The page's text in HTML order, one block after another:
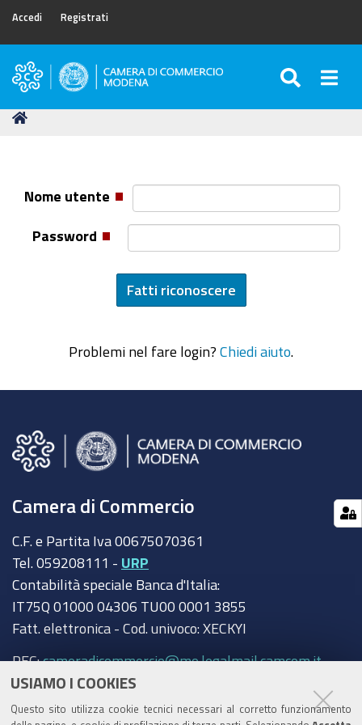
USIAMO I COOKIES
Questo sito utilizza cookie tecnici necessari al corretto funzionamento
Accedi Registrati
Camera
Commercio
Tu
Nome utente
Password
Problemi nel fare login? Chiedi aiuto
Camera di Commercio
C.F. e Partita Iva 00675070361
Tel. 059208111 - URP
Contabilità speciale Banca d'Italia:
IT75Q 01000 04306 TU00 0001 3855
Fatt. elettronica - Cod. univoco: XECKYI
PEC:cameradicommercio@mo.legalmail.camcom.it
Trasparenza